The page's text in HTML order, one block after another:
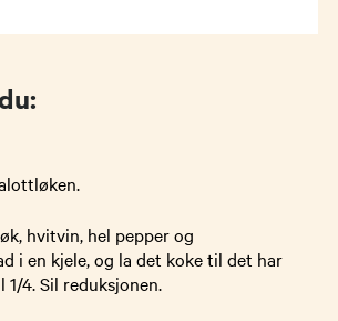
hvitvin, hel pepper og
i en kjele, og la det koke til det har
1/4. Sil reduksjonen.